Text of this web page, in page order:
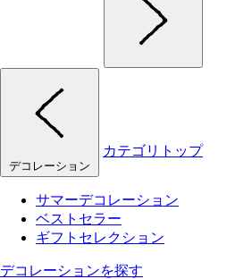
デコレーション
カテゴリトップ
サマーデコレーション
ベストセラー
ギフトセレクション
デコレーションを探す